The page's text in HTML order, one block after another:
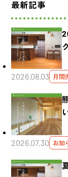
最新記事
2026.08.03 月間
2026.07.30 お知